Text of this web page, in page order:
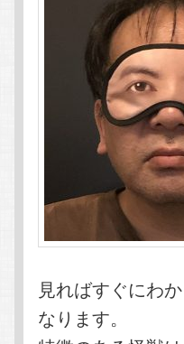
見ればすぐにわ
なります。